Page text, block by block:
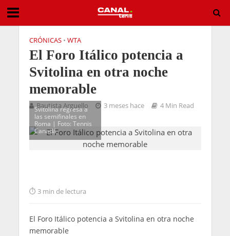
CRÓNICAS • WTA
El Foro Itálico potencia a
Svitolina en otra noche
memorable
Bautista Arguello 3 meses hace 4 Min Read
Svitolina regresa a
las semifinales en
Roma | Foto: Tennis
Canadá
3 min de lectura
El Foro Itálico potencia a Svitolina en otra noche
memorable